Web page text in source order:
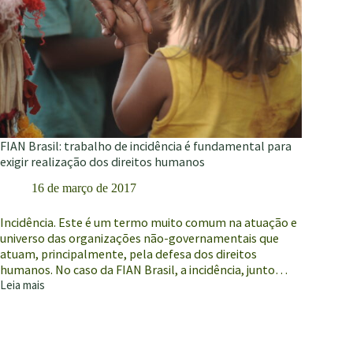
FIAN Brasil: trabalho de incidência é fundamental para
exigir realização dos direitos humanos
16 de março de 2017
Incidência. Este é um termo muito comum na atuação e
universo das organizações não-governamentais que
atuam, principalmente, pela defesa dos direitos
humanos. No caso da FIAN Brasil, a incidência, junto…
Leia mais
FIAN